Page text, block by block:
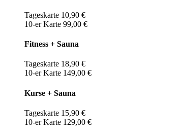
Tageskarte 10,90 €
10-er Karte 99,00 €
Fitness + Sauna
Tageskarte 18,90 €
10-er Karte 149,00 €
Kurse + Sauna
Tageskarte 15,90 €
10-er Karte 129,00 €